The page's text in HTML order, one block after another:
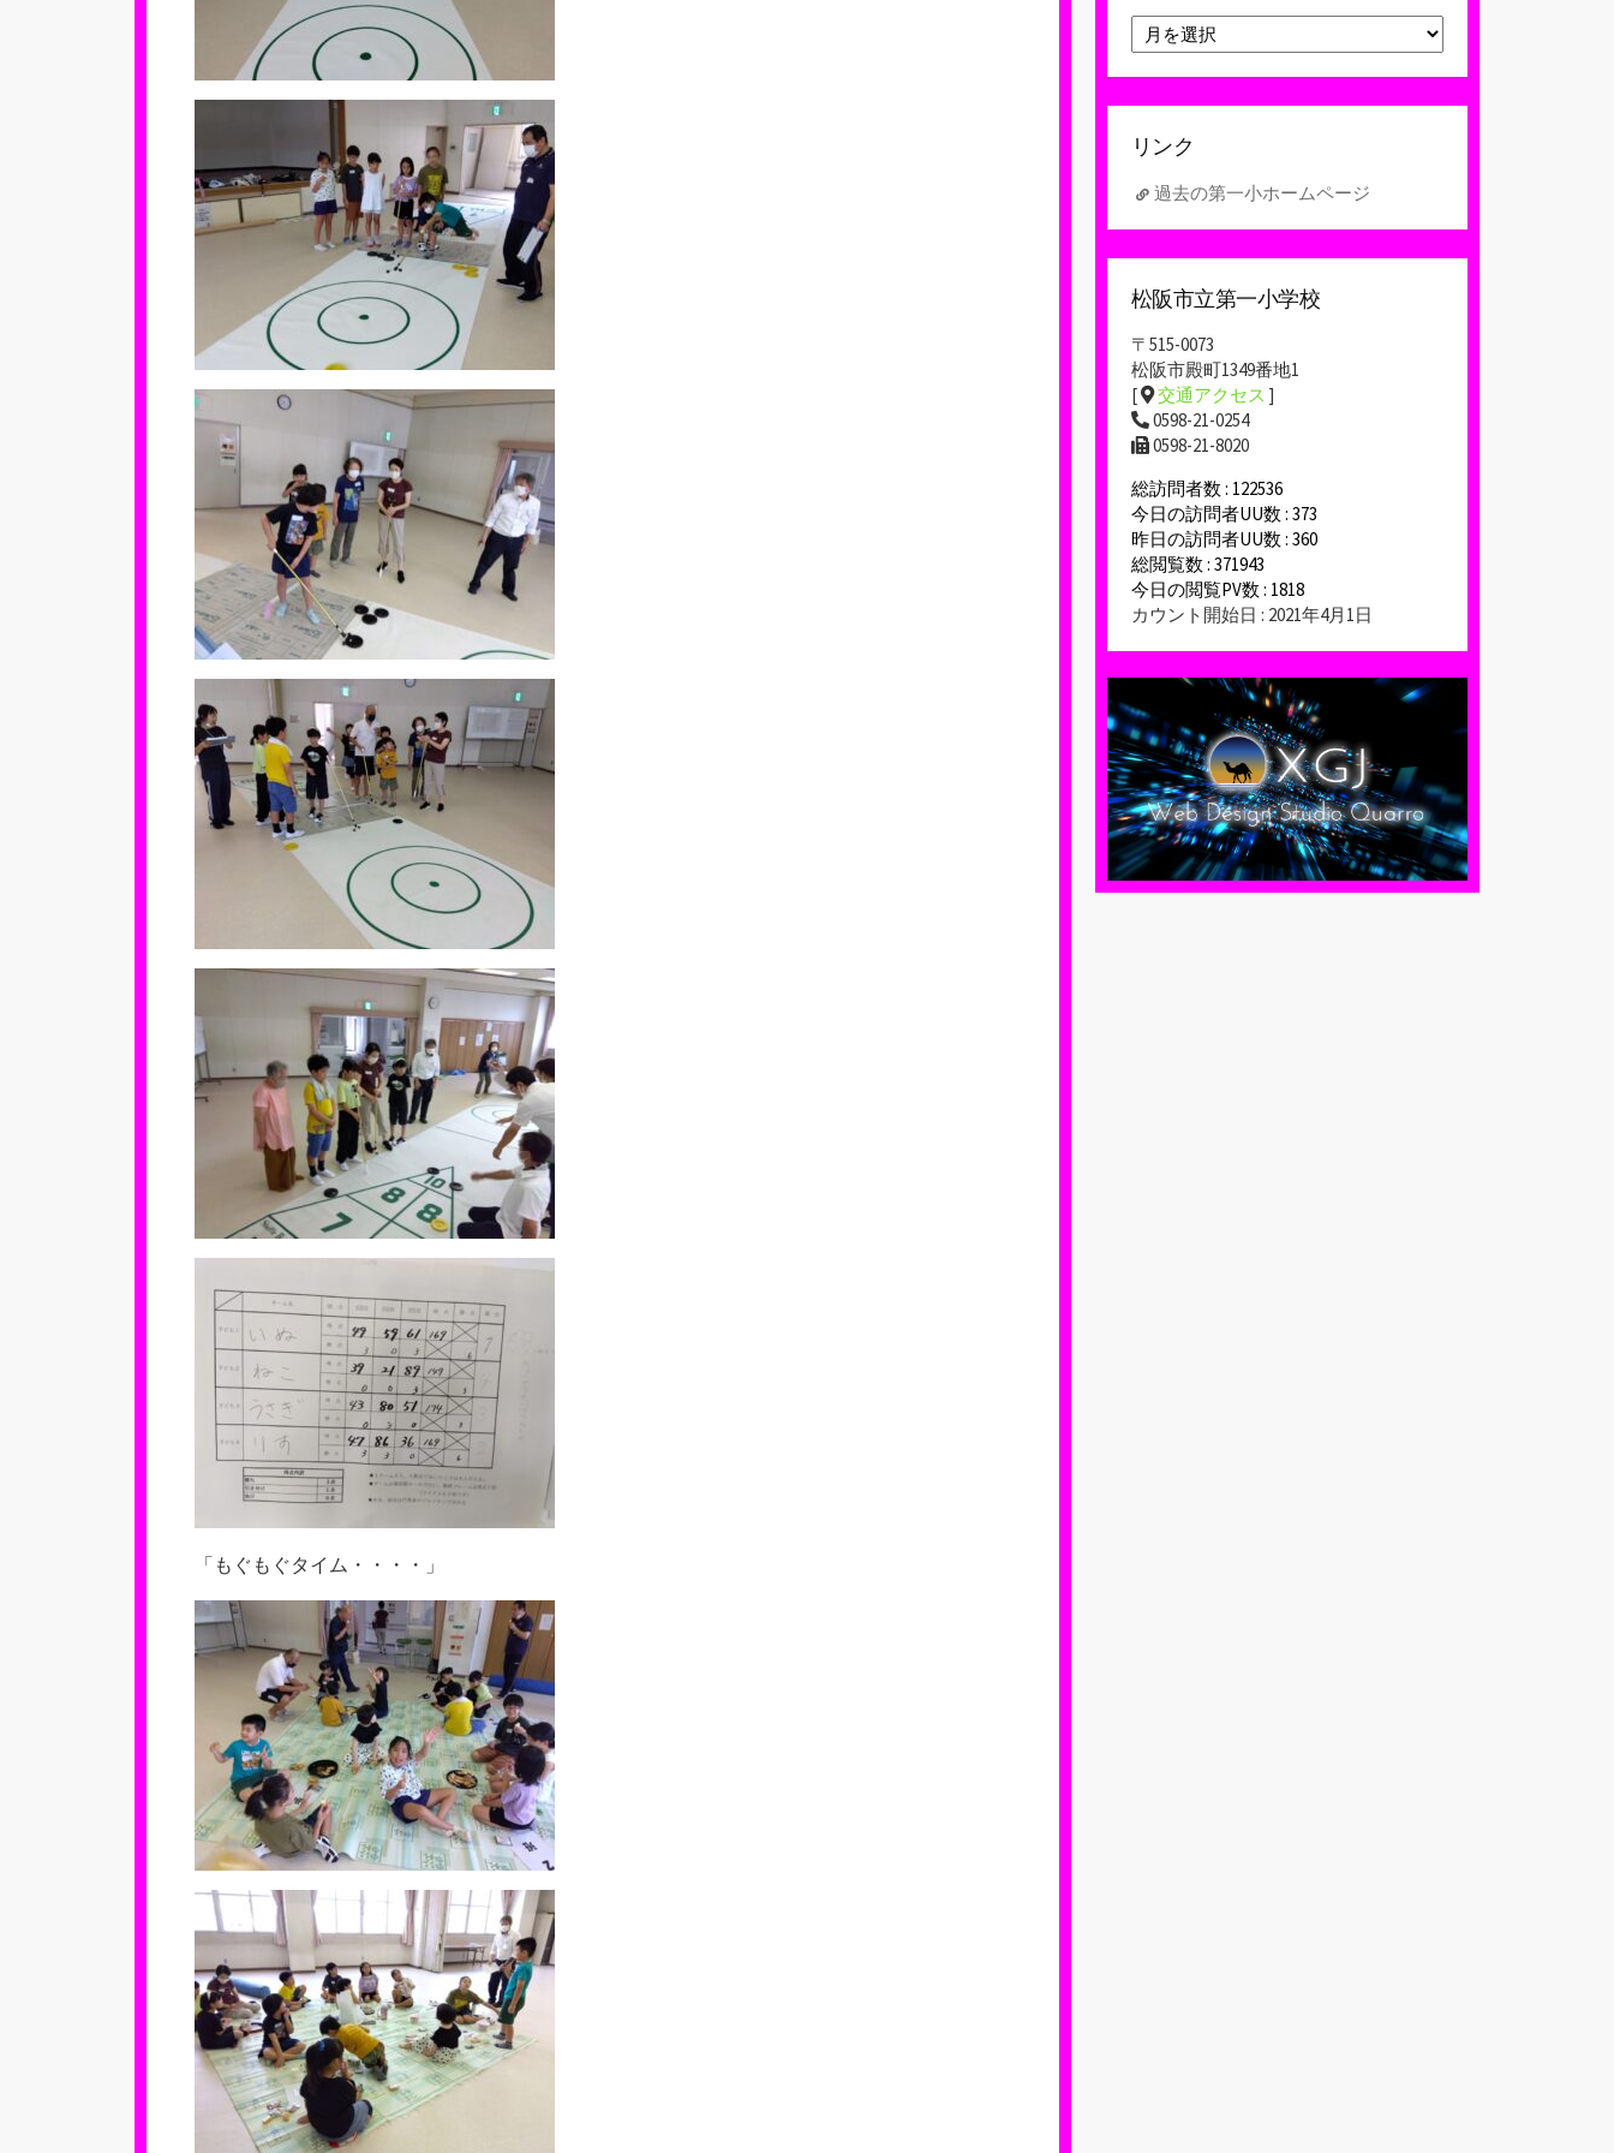
「もぐもぐタイム・・・・」
ー
カ
イ
リンク
過去の第一小ホームページ
松阪市立第一小学校
〒515-0073
松阪市殿町1349番地1
[
交通アクセス ]
0598-21-0254
0598-21-8020
総訪問者数 : 122536
今日の訪問者UU数 : 373
昨日の訪問者UU数 : 360
総閲覧数 : 371943
今日の閲覧PV数 : 1818
カウント開始日 : 2021年4月1日